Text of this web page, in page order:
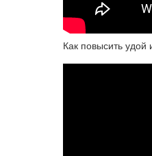
Как повысить